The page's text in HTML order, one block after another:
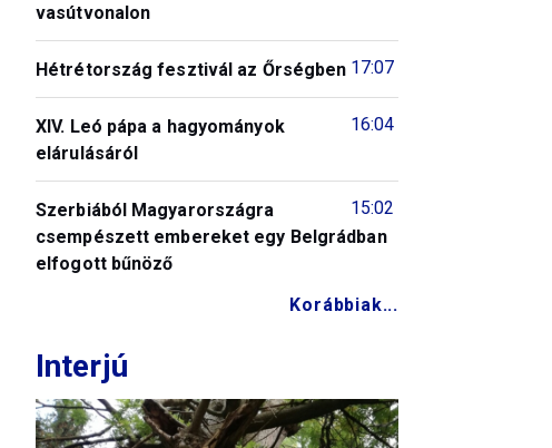
vasútvonalon
17:07
Hétrétország fesztivál az Őrségben
16:04
XIV. Leó pápa a hagyományok
elárulásáról
15:02
Szerbiából Magyarországra
csempészett embereket egy Belgrádban
elfogott bűnöző
Korábbiak...
Interjú